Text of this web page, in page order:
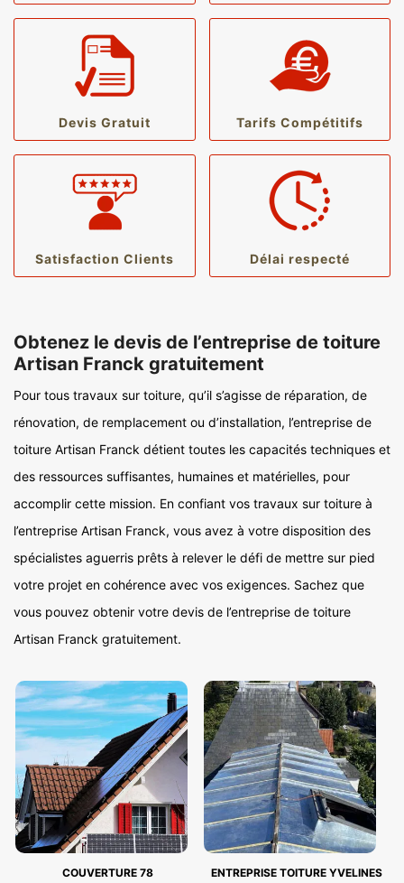
Devis Gratuit Tarifs Compétitifs
Satisfaction Clients Délai respecté
Obtenez le devis de l’entreprise de toiture
Artisan Franck gratuitement
Pour tous travaux sur toiture, qu’il s’agisse de réparation, de
rénovation, de remplacement ou d’installation, l’entreprise de
toiture Artisan Franck détient toutes les capacités techniques et
des ressources suffisantes, humaines et matérielles, pour
accomplir cette mission. En confiant vos travaux sur toiture à
l’entreprise Artisan Franck, vous avez à votre disposition des
spécialistes aguerris prêts à relever le défi de mettre sur pied
votre projet en cohérence avec vos exigences. Sachez que
vous pouvez obtenir votre devis de l’entreprise de toiture
Artisan Franck gratuitement.
COUVERTURE 78 ENTREPRISE TOITURE YVELINES